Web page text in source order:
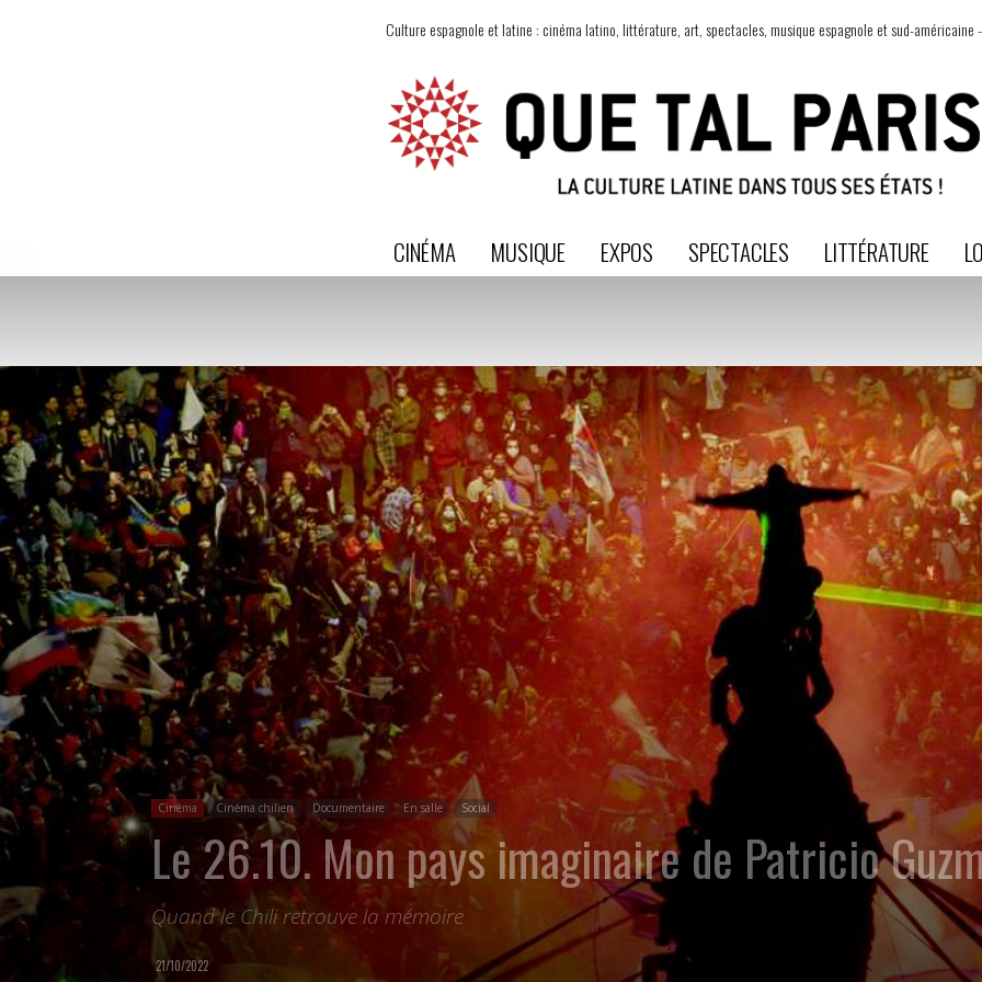
Culture espagnole et latine : cinéma latino, littérature, art, spectacles, musique espagnole et sud-américaine
CINÉMA MUSIQUE EXPOS SPECTACLES LITTÉRATURE
Cinéma Cinéma chilien Documentaire En salle Social
Le 26.10. Mon pays imaginaire de Patricio
Quand le Chili retrouve la mémoire
21/10/2022